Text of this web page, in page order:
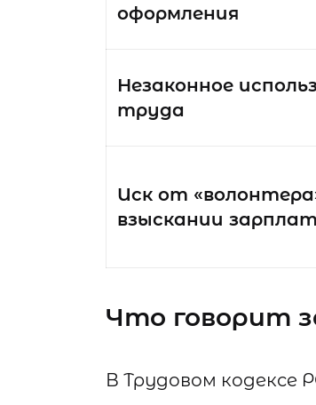
оформления
Незаконное
труда
Иск от
взыскании
Что говорит
В Трудовом кодексе